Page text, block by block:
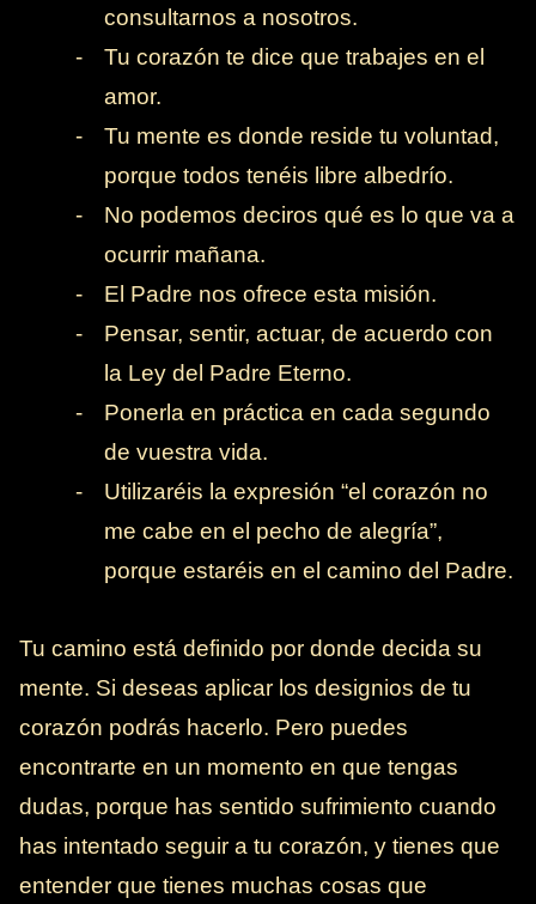
consultarnos a nosotros.
-
Tu corazón te dice que trabajes en el
amor.
-
Tu mente es donde reside tu voluntad,
porque todos tenéis libre albedrío.
-
No podemos deciros qué es lo que va a
ocurrir mañana.
-
El Padre nos ofrece esta misión.
-
Pensar, sentir, actuar, de acuerdo con
la Ley del Padre Eterno.
-
Ponerla en práctica en cada segundo
de vuestra vida.
-
Utilizaréis la expresión “el corazón no
me cabe en el pecho de alegría”,
porque estaréis en el camino del Padre.
Tu camino está definido por donde decida su
mente. Si deseas aplicar los designios de tu
corazón podrás hacerlo. Pero puedes
encontrarte en un momento en que tengas
dudas, porque has sentido sufrimiento cuando
has intentado seguir a tu corazón, y tienes que
entender que tienes muchas cosas que